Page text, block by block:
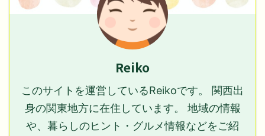
Reiko
このサイトを運営しているReikoです。 関西出
身の関東地方に在住しています。 地域の情報
や、暮らしのヒント・グルメ情報などをご紹